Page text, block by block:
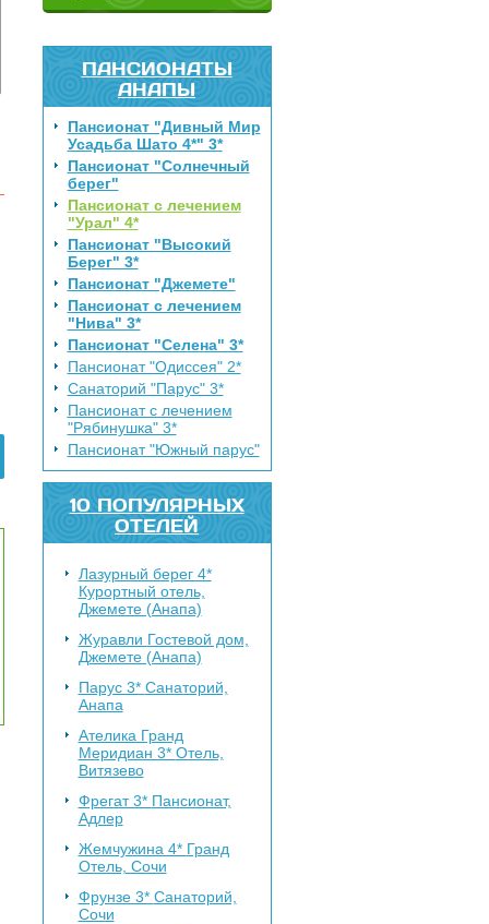
ПАНСИОНАТЫ
АНАПЫ
Пансионат "Дивный Мир
Усадьба Шато 4*" 3*
Пансионат "Солнечный
берег"
Пансионат с лечением
"Урал" 4*
Пансионат "Высокий
Берег" 3*
Пансионат "Джемете"
Пансионат с лечением
"Нива" 3*
Пансионат "Селена" 3*
Пансионат "Одиссея" 2*
Санаторий "Парус" 3*
Пансионат с лечением
"Рябинушка" 3*
Пансионат "Южный парус"
10 ПОПУЛЯРНЫХ
ОТЕЛЕЙ
Лазурный берег 4*
Курортный отель,
Джемете (Анапа)
Журавли Гостевой дом,
Джемете (Анапа)
Парус 3* Санаторий,
Анапа
Ателика Гранд
Меридиан 3* Отель,
Витязево
Фрегат 3* Пансионат,
Адлер
Жемчужина 4* Гранд
Отель, Сочи
Фрунзе 3* Санаторий,
Сочи